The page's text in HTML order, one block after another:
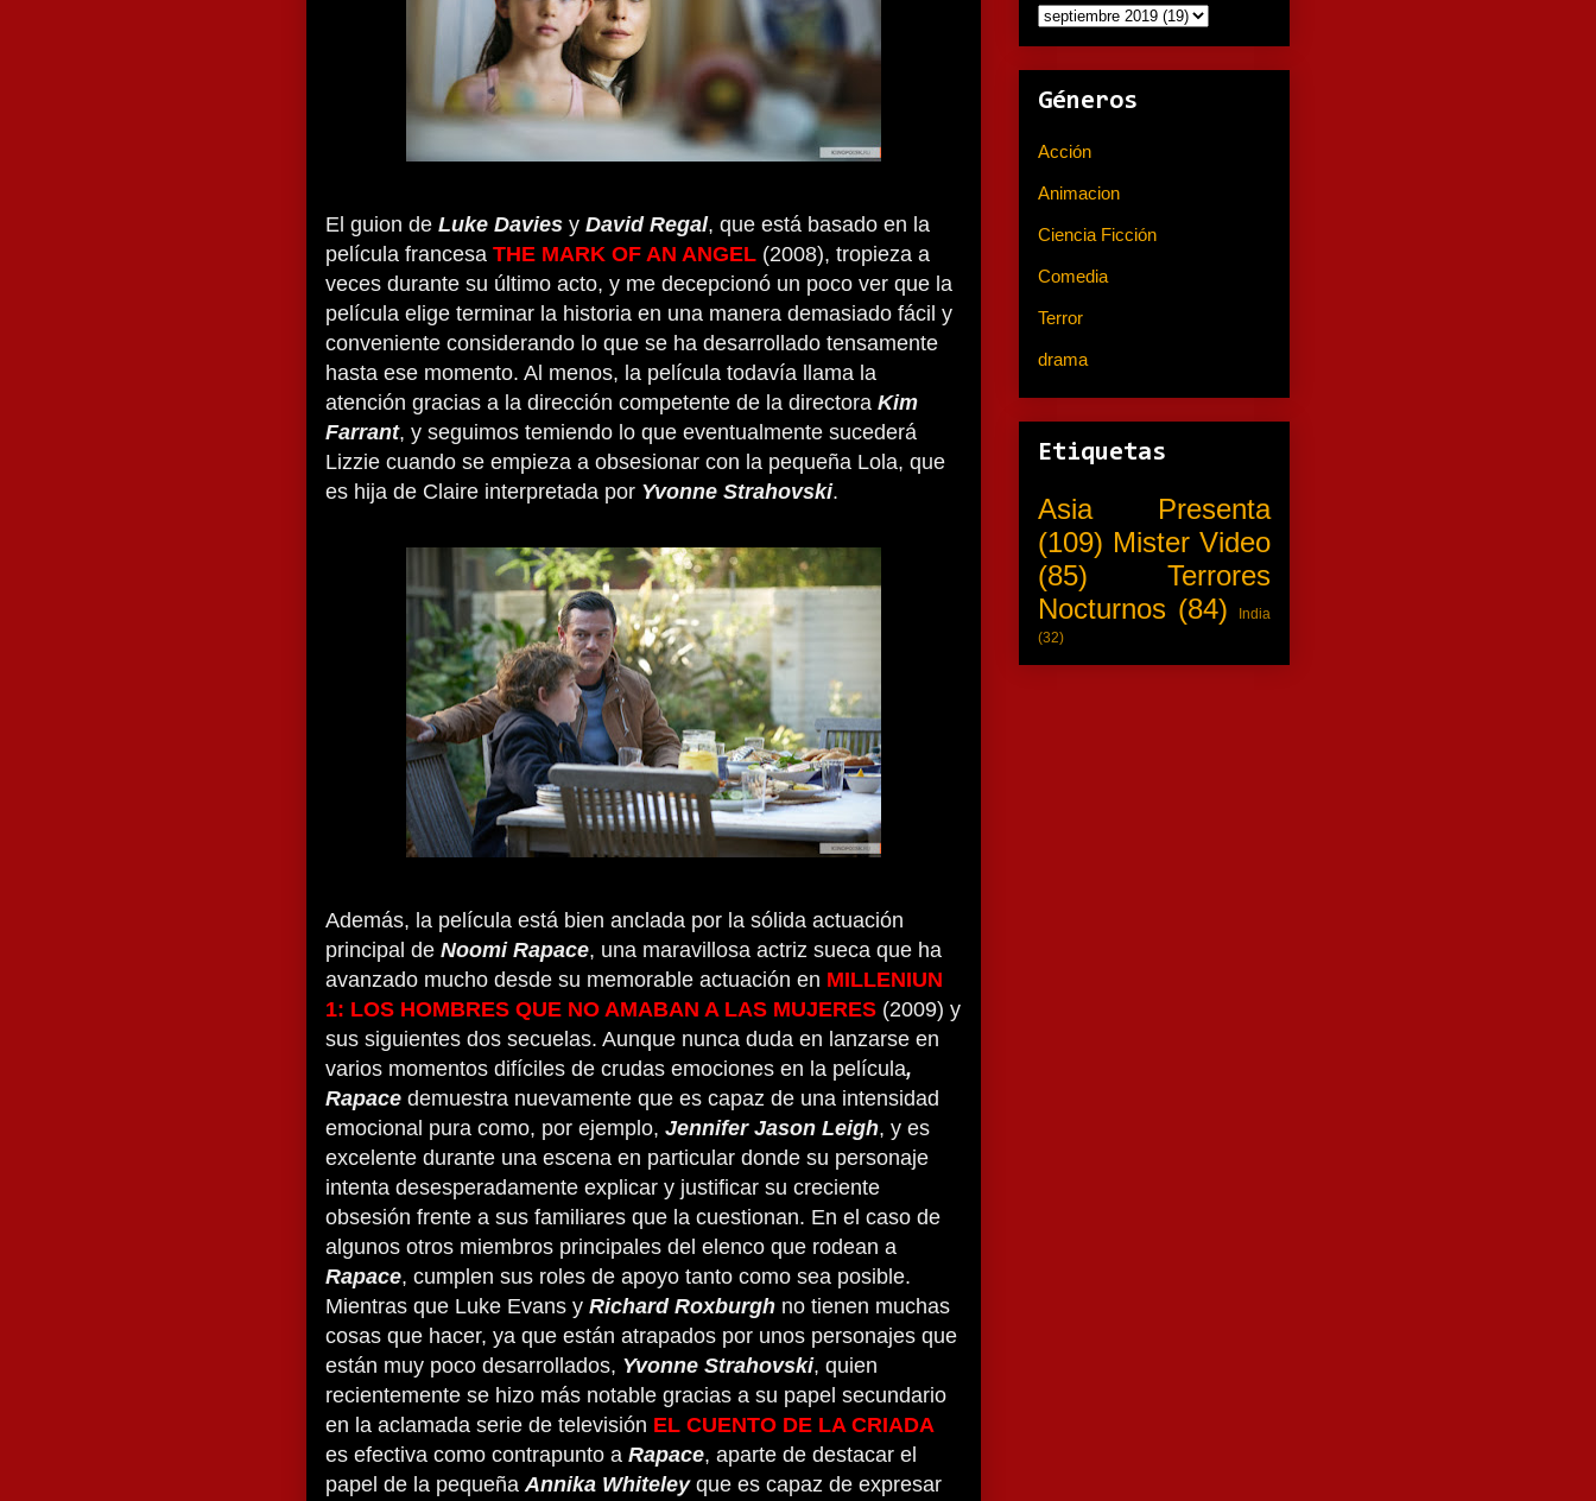
El guion de Luke Davies y David Regal, que está basado en la
película francesa THE MARK OF AN ANGEL (2008), tropieza a
veces durante su último acto, y me decepcionó un poco ver que la
película elige terminar la historia en una manera demasiado fácil y
conveniente considerando lo que se ha desarrollado tensamente
hasta ese momento. Al menos, la película todavía llama la
atención gracias a la dirección competente de la directora Kim
Farrant, y seguimos temiendo lo que eventualmente sucederá
Lizzie cuando se empieza a obsesionar con la pequeña Lola, que
es hija de Claire interpretada por Yvonne Strahovski.
Además, la película está bien anclada por la sólida actuación
principal de Noomi Rapace, una maravillosa actriz sueca que ha
avanzado mucho desde su memorable actuación en MILLENIUN
1: LOS HOMBRES QUE NO AMABAN A LAS MUJERES (2009) y
sus siguientes dos secuelas. Aunque nunca duda en lanzarse en
varios momentos difíciles de crudas emociones en la película,
Rapace demuestra nuevamente que es capaz de una intensidad
emocional pura como, por ejemplo, Jennifer Jason Leigh, y es
excelente durante una escena en particular donde su personaje
intenta desesperadamente explicar y justificar su creciente
obsesión frente a sus familiares que la cuestionan. En el caso de
algunos otros miembros principales del elenco que rodean a
Rapace, cumplen sus roles de apoyo tanto como sea posible.
Mientras que Luke Evans y Richard Roxburgh no tienen muchas
cosas que hacer, ya que están atrapados por unos personajes que
están muy poco desarrollados, Yvonne Strahovski, quien
recientemente se hizo más notable gracias a su papel secundario
en la aclamada serie de televisión EL CUENTO DE LA CRIADA
es efectiva como contrapunto a Rapace, aparte de destacar el
papel de la pequeñaAnnika Whiteley que es capaz de expresar
Géneros
Acción
Animacion
Ciencia Ficción
Comedia
Terror
drama
Etiquetas
Asia Presenta
(109) Mister Video
(85)
Terrores
Nocturnos (84)
India
(32)